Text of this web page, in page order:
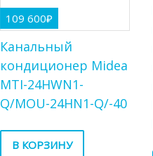
109 600₽
Канальный
кондиционер Midea
MTI-24HWN1-
Q/MOU-24HN1-Q/-40
В КОРЗИНУ